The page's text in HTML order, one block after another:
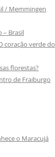
/ Memmingen
– Brasil
coração verde do
florestas?
de Fraiburgo
o Maracujá